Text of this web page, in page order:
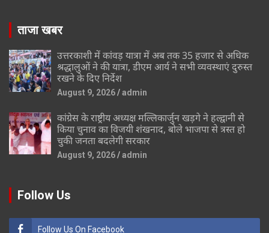
ताजा खबर
उत्तरकाशी में कांवड़ यात्रा में अब तक 35 हजार से अधिक
श्रद्धालुओं ने की यात्रा, डीएम आर्य ने सभी व्यवस्थाएं दुरुस्त
रखने के दिए निर्देश
August 9, 2026 admin
कांग्रेस के राष्ट्रीय अध्यक्ष मल्लिकार्जुन खड़गे ने हल्द्वानी से
किया चुनाव का विजयी शंखनाद, बोले भाजपा से त्रस्त हो
चुकी जनता बदलेगी सरकार
August 9, 2026 admin
Follow Us
Follow Us On Facebook